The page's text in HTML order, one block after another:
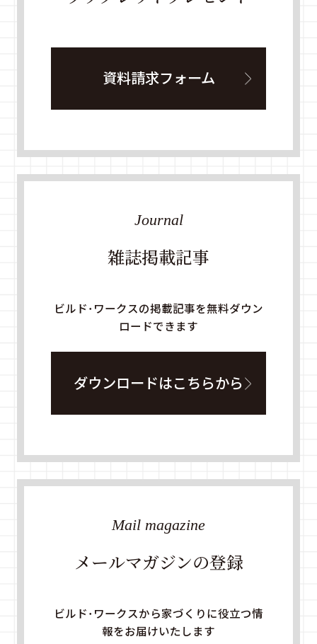
資料請求フォーム
雑誌掲載記事
Journal
ビルド・ワークスの掲載記事を無料ダウン
ロードできます
ダウンロードはこちらから
メールマガジンの登録
Mail magazine
ビルド・ワークスから家づくりに役立つ情
報をお届けいたします